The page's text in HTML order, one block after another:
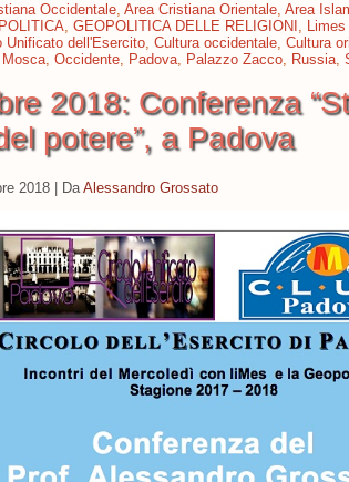
Occidentale, Area Cristiana Orientale, Area
, GEOPOLITICA DELLE RELIGIONI ,
Unificato dell'Esercito, Cultura occidentale, Cultura
Mosca, Occidente, Padova, Palazzo Zacco, Russia,
2018: Conferenza
potere”, a Padova
2018 Da Alessandro Grossato